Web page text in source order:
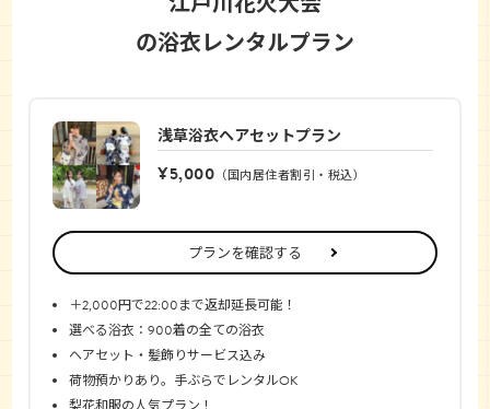
の浴衣レンタルプラン
浅草浴衣ヘアセットプラン
¥5,000 （国内居住者割引・税込）
プランを確認する
＋2,000円で22:00まで返却延長可能！
選べる浴衣：900着の全ての浴衣
ヘアセット・髪飾りサービス込み
荷物預かりあり。手ぶらでレンタルOK